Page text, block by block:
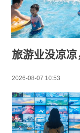
旅游业没凉凉
2026-08-07 10:53